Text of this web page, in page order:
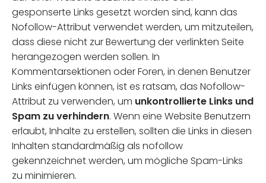
gesponserte Links gesetzt worden sind, kann das
Nofollow-Attribut verwendet werden, um mitzuteilen,
dass diese nicht zur Bewertung der verlinkten Seite
herangezogen werden sollen. In
Kommentarsektionen oder Foren, in denen Benutzer
Links einfügen können, ist es ratsam, das Nofollow-
Attribut zu verwenden, um unkontrollierte Links und
Spam zu verhindern. Wenn eine Website Benutzern
erlaubt, Inhalte zu erstellen, sollten die Links in diesen
Inhalten standardmäßig als nofollow
gekennzeichnet werden, um mögliche Spam-Links
zu minimieren.